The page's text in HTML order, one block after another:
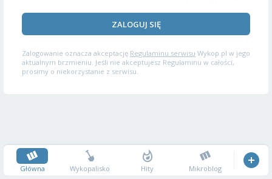
ZALOGUJ SIĘ
Zalogowanie oznacza akceptację Regulaminu serwisu Wykop.pl w jego
aktualnym brzmieniu. Jeśli nie akceptujesz Regulaminu w całości,
prosimy o niekorzystanie z serwisu.
Główna Wykopalisko Hity Mikroblog